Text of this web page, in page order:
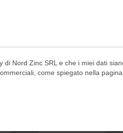
di Nord Zinc SRL e che i miei dati
come spiegato nella